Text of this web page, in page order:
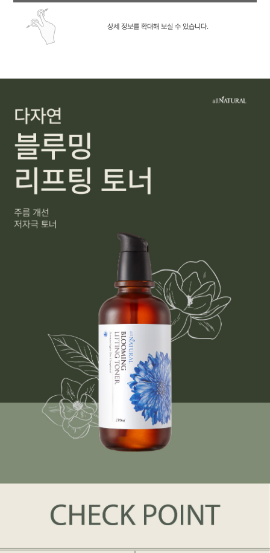
상세 정보를 확대해 보실 수 있습니다.